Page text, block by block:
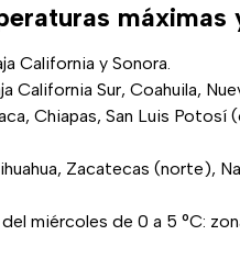
máximas
California y Sonora.
California Sur, Coahuila,
Chiapas, San Luis Potosí
Zacatecas (norte),
miércoles de 0 a 5 °C: